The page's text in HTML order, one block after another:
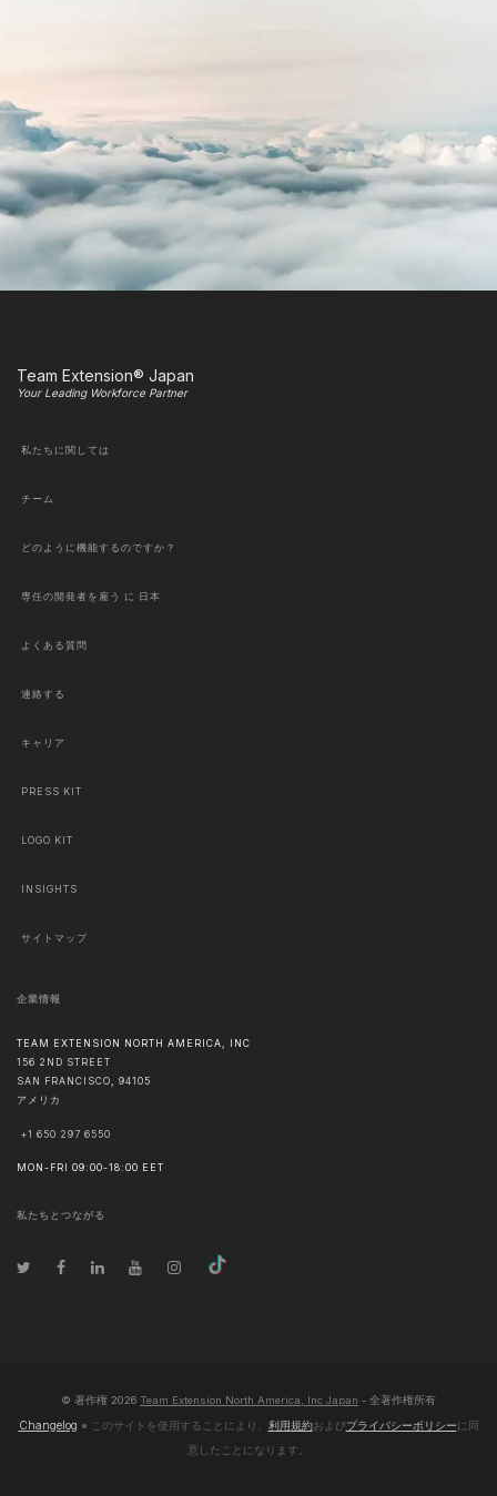
Team Extension® Japan
Your Leading Workforce Partner
私たちに関しては
チーム
どのように機能するのですか？
専任の開発者を雇う に 日本
よくある質問
連絡する
キャリア
PRESS KIT
LOGO KIT
INSIGHTS
サイトマップ
企業情報
TEAM EXTENSION NORTH AMERICA, INC
156 2ND STREET
SAN FRANCISCO
94105
アメリカ
+1 650 297 6550
MON-FRI 09:00-18:00 EET
私たちとつながる
© 著作権 2026 Team Extension North America, Inc Japan - 全著作権所有
Changelog ● このサイトを使用することにより、 利用規約およびプライバシーポリシーに同
意したことになります。